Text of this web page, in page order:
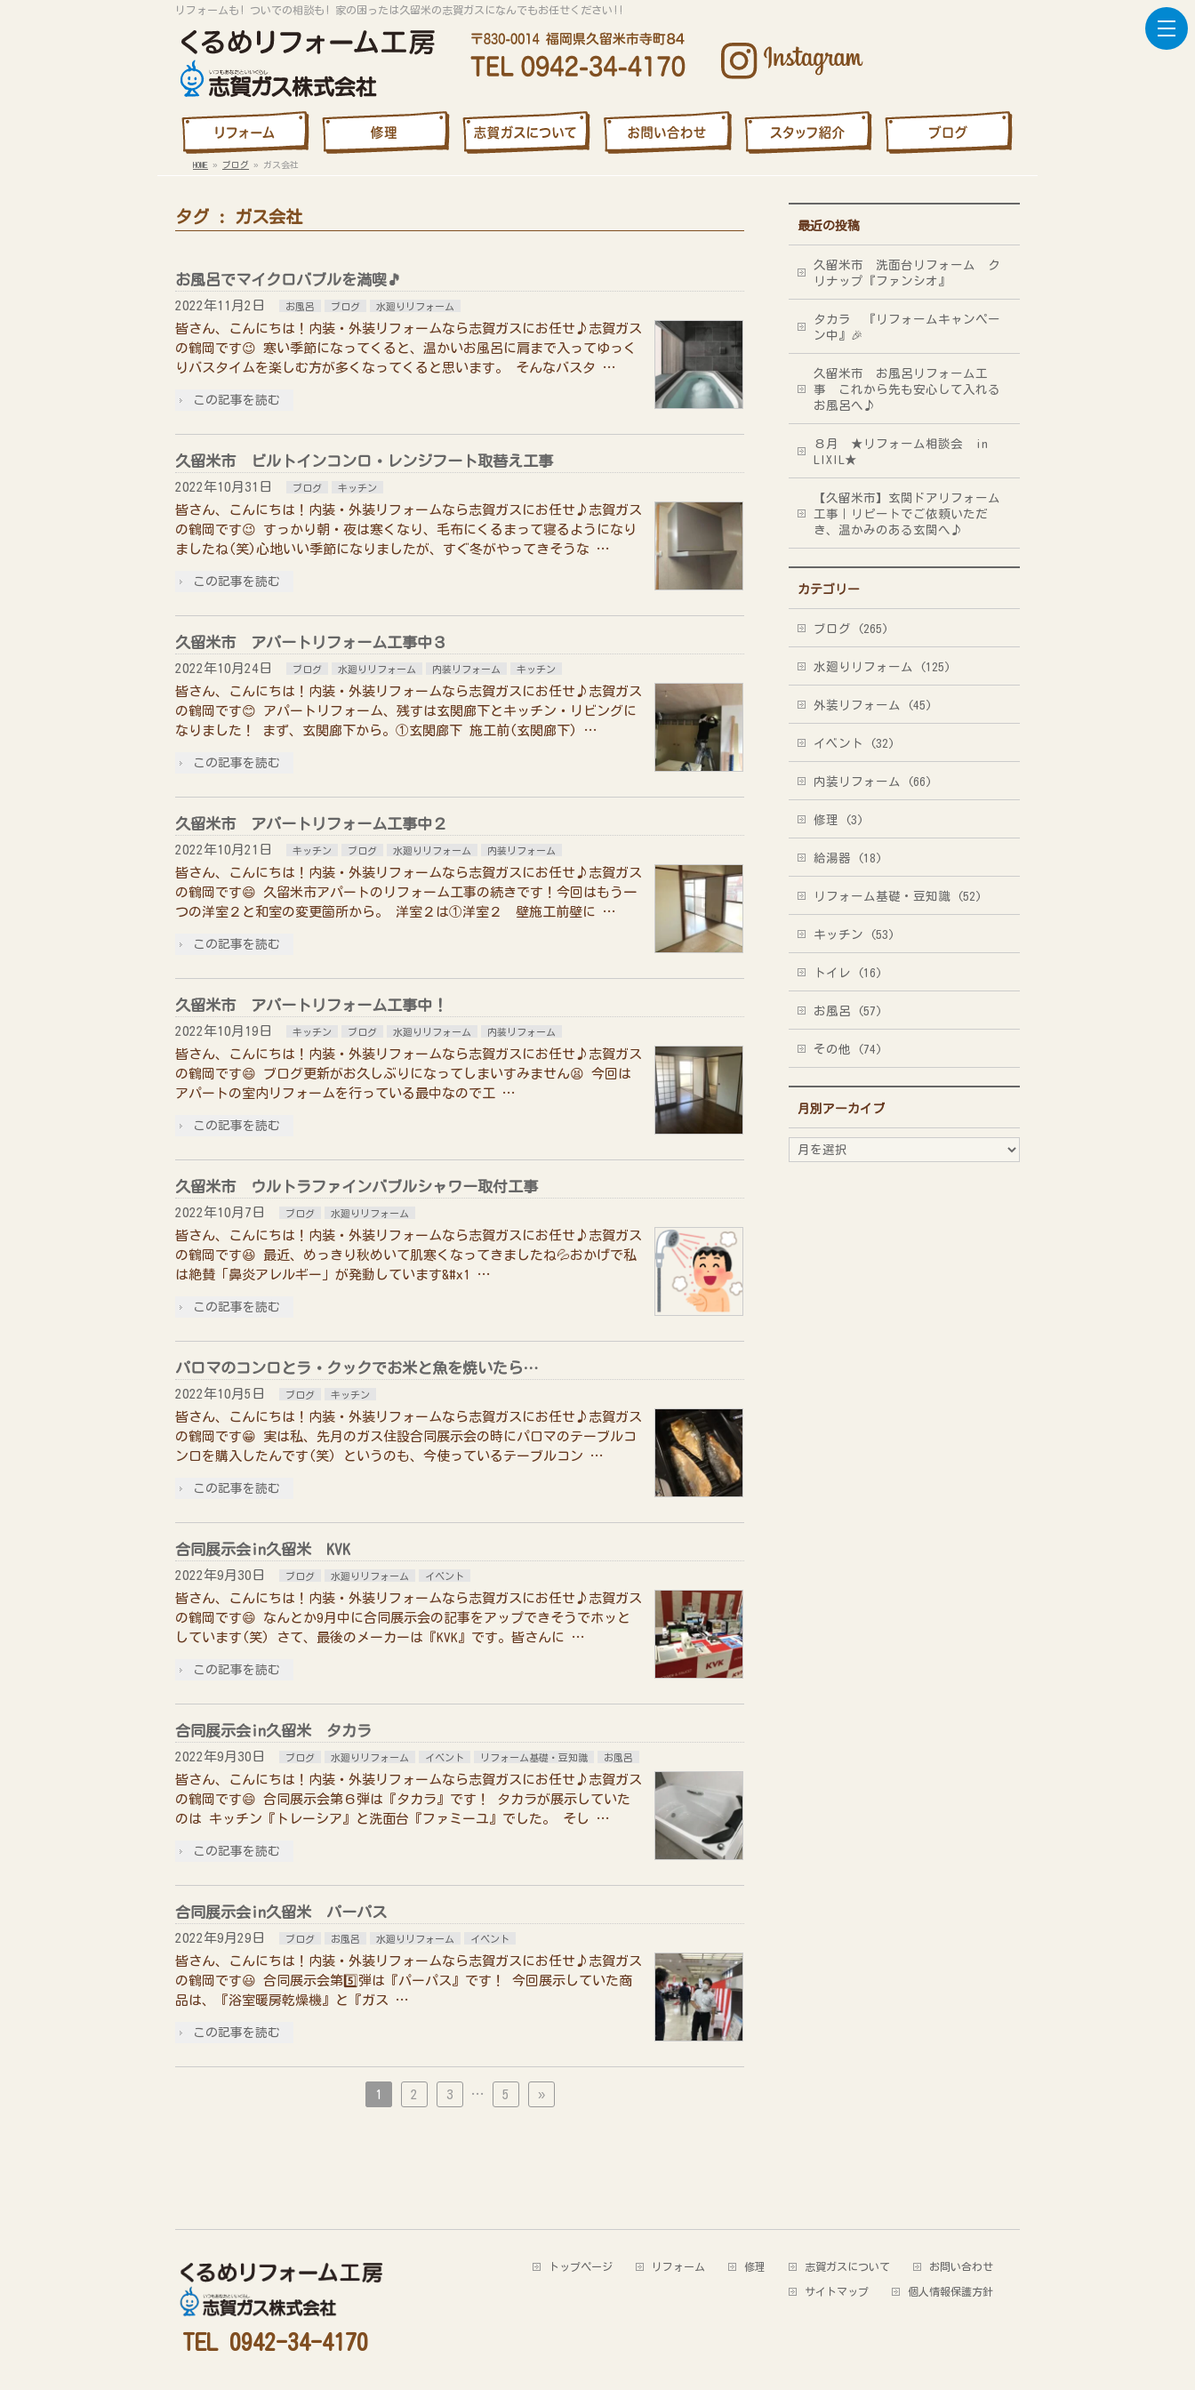
リフォームも! ついでの相談も! 家の困ったは久留米の志賀ガスになんでもお任せください!!
HOME » ブログ » ガス会社
タグ : ガス会社
お風呂でマイクロバブルを満喫🎵
2022年11月2日 お風呂 ブログ 水廻りリフォーム
皆さん、こんにちは！内装・外装リフォームなら志賀ガスにお任せ♪志賀ガス
の鶴岡です😉 寒い季節になってくると、温かいお風呂に肩まで入ってゆっく
りバスタイムを楽しむ方が多くなってくると思います。 そんなバスタ …
この記事を読む
久留米市 ビルトインコンロ・レンジフート取替え工事
2022年10月31日 ブログ キッチン
皆さん、こんにちは！内装・外装リフォームなら志賀ガスにお任せ♪志賀ガス
の鶴岡です😉 すっかり朝・夜は寒くなり、毛布にくるまって寝るようになり
ましたね(笑)心地いい季節になりましたが、すぐ冬がやってきそうな …
この記事を読む
久留米市 アパートリフォーム工事中３
2022年10月24日 ブログ 水廻りリフォーム 内装リフォーム キッチン
皆さん、こんにちは！内装・外装リフォームなら志賀ガスにお任せ♪志賀ガス
の鶴岡です😊 アパートリフォーム、残すは玄関廊下とキッチン・リビングに
なりました！ まず、玄関廊下から。①玄関廊下 施工前(玄関廊下) …
この記事を読む
久留米市 アパートリフォーム工事中２
2022年10月21日 キッチン ブログ 水廻りリフォーム 内装リフォーム
皆さん、こんにちは！内装・外装リフォームなら志賀ガスにお任せ♪志賀ガス
の鶴岡です😄 久留米市アパートのリフォーム工事の続きです！今回はもう一
つの洋室２と和室の変更箇所から。 洋室２は①洋室２ 壁施工前壁に …
この記事を読む
久留米市 アパートリフォーム工事中！
2022年10月19日 キッチン ブログ 水廻りリフォーム 内装リフォーム
皆さん、こんにちは！内装・外装リフォームなら志賀ガスにお任せ♪志賀ガス
の鶴岡です😄 ブログ更新がお久しぶりになってしまいすみません😫 今回は
アパートの室内リフォームを行っている最中なので工 …
この記事を読む
久留米市 ウルトラファインバブルシャワー取付工事
2022年10月7日 ブログ 水廻りリフォーム
皆さん、こんにちは！内装・外装リフォームなら志賀ガスにお任せ♪志賀ガス
の鶴岡です😆 最近、めっきり秋めいて肌寒くなってきましたね💦おかげで私
は絶賛「鼻炎アレルギー」が発動しています&#x1 …
この記事を読む
パロマのコンロとラ・クックでお米と魚を焼いたら…
2022年10月5日 ブログ キッチン
皆さん、こんにちは！内装・外装リフォームなら志賀ガスにお任せ♪志賀ガス
の鶴岡です😁 実は私、先月のガス住設合同展示会の時にパロマのテーブルコ
ンロを購入したんです(笑) というのも、今使っているテーブルコン …
この記事を読む
合同展示会in久留米 KVK
2022年9月30日 ブログ 水廻りリフォーム イベント
皆さん、こんにちは！内装・外装リフォームなら志賀ガスにお任せ♪志賀ガス
の鶴岡です😄 なんとか9月中に合同展示会の記事をアップできそうでホッと
しています(笑) さて、最後のメーカーは『KVK』です。皆さんに …
この記事を読む
合同展示会in久留米 タカラ
2022年9月30日 ブログ 水廻りリフォーム イベント リフォーム基礎・豆知識 お風呂
皆さん、こんにちは！内装・外装リフォームなら志賀ガスにお任せ♪志賀ガス
の鶴岡です😄 合同展示会第６弾は『タカラ』です！ タカラが展示していた
のは キッチン『トレーシア』と洗面台『ファミーユ』でした。 そし …
この記事を読む
合同展示会in久留米 パーパス
2022年9月29日 ブログ お風呂 水廻りリフォーム イベント
皆さん、こんにちは！内装・外装リフォームなら志賀ガスにお任せ♪志賀ガス
の鶴岡です😃 合同展示会第5️⃣弾は『パーパス』です！ 今回展示していた商
品は、『浴室暖房乾燥機』と『ガス …
この記事を読む
1 2 3 … 5 »
最近の投稿
久留米市 洗面台リフォーム ク
リナップ『ファンシオ』
タカラ 『リフォームキャンペー
ン中』🎉
久留米市 お風呂リフォーム工
事 これから先も安心して入れる
お風呂へ♪
８月 ★リフォーム相談会 in
LIXIL★
【久留米市】玄関ドアリフォーム
工事｜リピートでご依頼いただ
き、温かみのある玄関へ♪
カテゴリー
ブログ (265)
水廻りリフォーム (125)
外装リフォーム (45)
イベント (32)
内装リフォーム (66)
修理 (3)
給湯器 (18)
リフォーム基礎・豆知識 (52)
キッチン (53)
トイレ (16)
お風呂 (57)
その他 (74)
月別アーカイブ
月
別
TEL 0942-34-4170
トップページ リフォーム 修理 志賀ガスについて お問い合わせ
サイトマップ 個人情報保護方針